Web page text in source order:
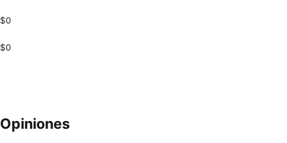
$0
$0
Opiniones